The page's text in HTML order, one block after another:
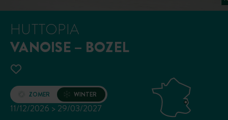
HUTTOPIA
VANOISE – BOZEL
Opening
11/12/2026 > 29/03/2027
ZOMER WINTER